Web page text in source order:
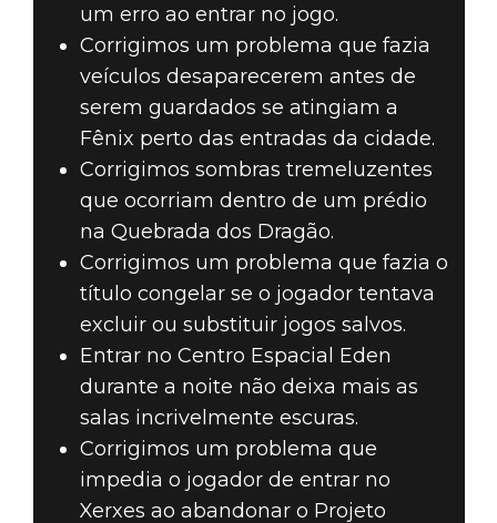
um erro ao entrar no jogo.
Corrigimos um problema que fazia
veículos desaparecerem antes de
serem guardados se atingiam a
Fênix perto das entradas da cidade.
Corrigimos sombras tremeluzentes
que ocorriam dentro de um prédio
na Quebrada dos Dragão.
Corrigimos um problema que fazia o
título congelar se o jogador tentava
excluir ou substituir jogos salvos.
Entrar no Centro Espacial Eden
durante a noite não deixa mais as
salas incrivelmente escuras.
Corrigimos um problema que
impedia o jogador de entrar no
Xerxes ao abandonar o Projeto